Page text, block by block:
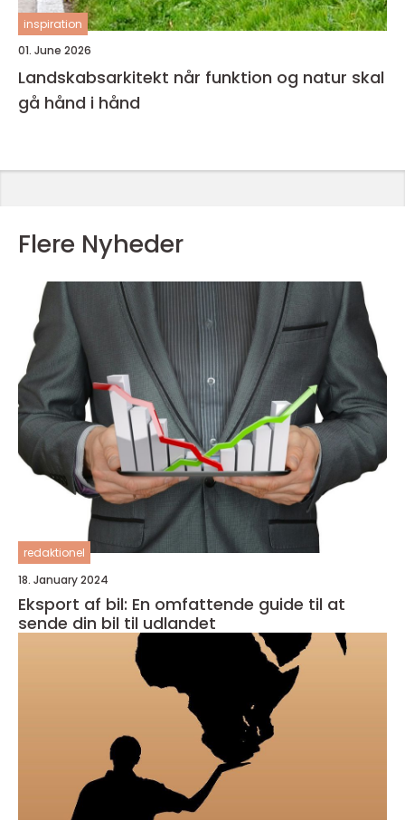
inspiration
01. June 2026
Landskabsarkitekt når funktion og natur skal
gå hånd i hånd
Flere Nyheder
redaktionel
18. January 2024
Eksport af bil: En omfattende guide til at
sende din bil til udlandet